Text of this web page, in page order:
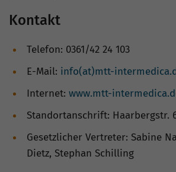
Kontakt
Telefon: 0361/42 24 103
E-Mail: info(at)mtt-
Internet: www.mtt-
Standortanschrift: Haarbergstr.
Gesetzlicher Vertreter: Sabine
Dietz, Stephan Schilling